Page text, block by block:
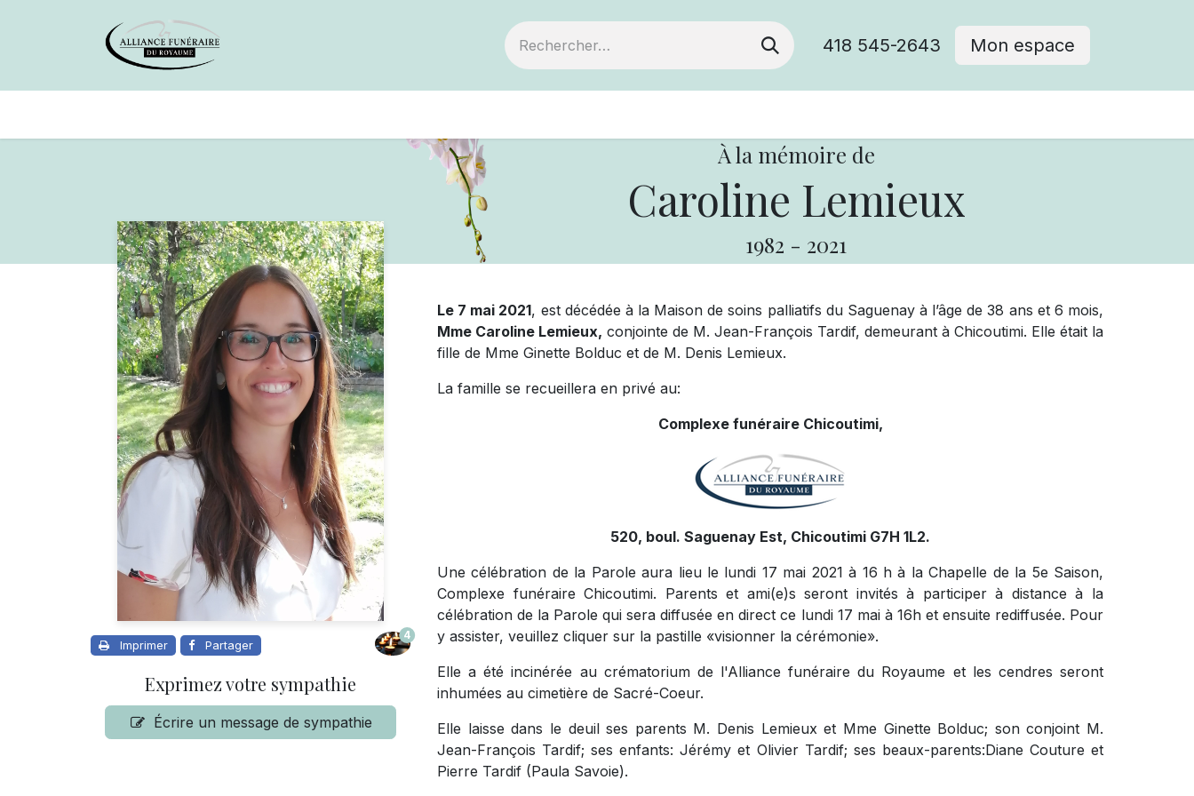
418 545-2643 Mon espace
À la mémoire de
Caroline Lemieux
1982 - 2021
Imprimer Partager
4
Exprimez votre sympathie
Écrire un message de sympathie
Le 7 mai 2021, est décédée à la Maison de soins palliatifs du Saguenay à l’âge de 38 ans et 6 mois,
Mme Caroline Lemieux, conjointe de M. Jean-François Tardif, demeurant à Chicoutimi. Elle était la
fille de Mme Ginette Bolduc et de M. Denis Lemieux.
La famille se recueillera en privé au:
Complexe funéraire Chicoutimi,
520, boul. Saguenay Est, Chicoutimi G7H 1L2.
Une célébration de la Parole aura lieu le lundi 17 mai 2021 à 16 h à la Chapelle de la 5e Saison,
Complexe funéraire Chicoutimi. Parents et ami(e)s seront invités à participer à distance à la
célébration de la Parole qui sera diffusée en direct ce lundi 17 mai à 16h et ensuite rediffusée. Pour
y assister, veuillez cliquer sur la pastille «visionner la cérémonie».
Elle a été incinérée au crématorium de l'Alliance funéraire du Royaume et les cendres seront
inhumées au cimetière de Sacré-Coeur.
Elle laisse dans le deuil ses parents M. Denis Lemieux et Mme Ginette Bolduc; son conjoint M.
Jean-François Tardif; ses enfants: Jérémy et Olivier Tardif; ses beaux-parents:Diane Couture et
Pierre Tardif (Paula Savoie).